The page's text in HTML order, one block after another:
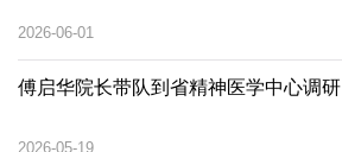
2026-06-01
傅启华院长带队到省精神医学中心调研
2026-05-19